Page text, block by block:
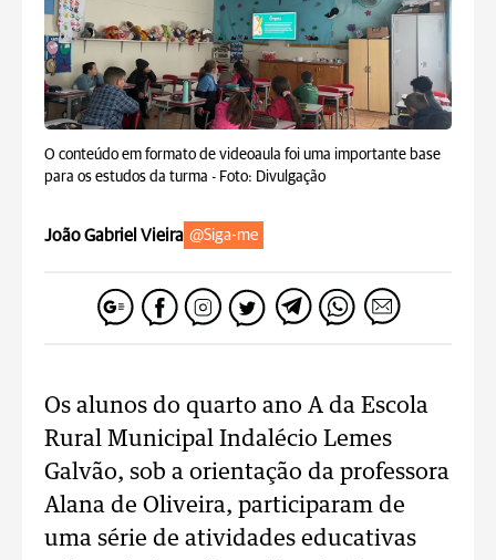
O conteúdo em formato de videoaula foi uma importante base
para os estudos da turma - Foto: Divulgação
João Gabriel Vieira @Siga-me
Os alunos do quarto ano A da Escola
Rural Municipal Indalécio Lemes
Galvão, sob a orientação da professora
Alana de Oliveira, participaram de
uma série de atividades educativas